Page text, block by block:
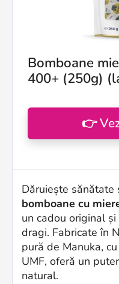
Bomboane
400+ (250g)
👉
Dăruiește sănătate
bomboane cu
un cadou original
dragi. Fabricate în
pură de Manuka,
UMF, oferă un
natural.